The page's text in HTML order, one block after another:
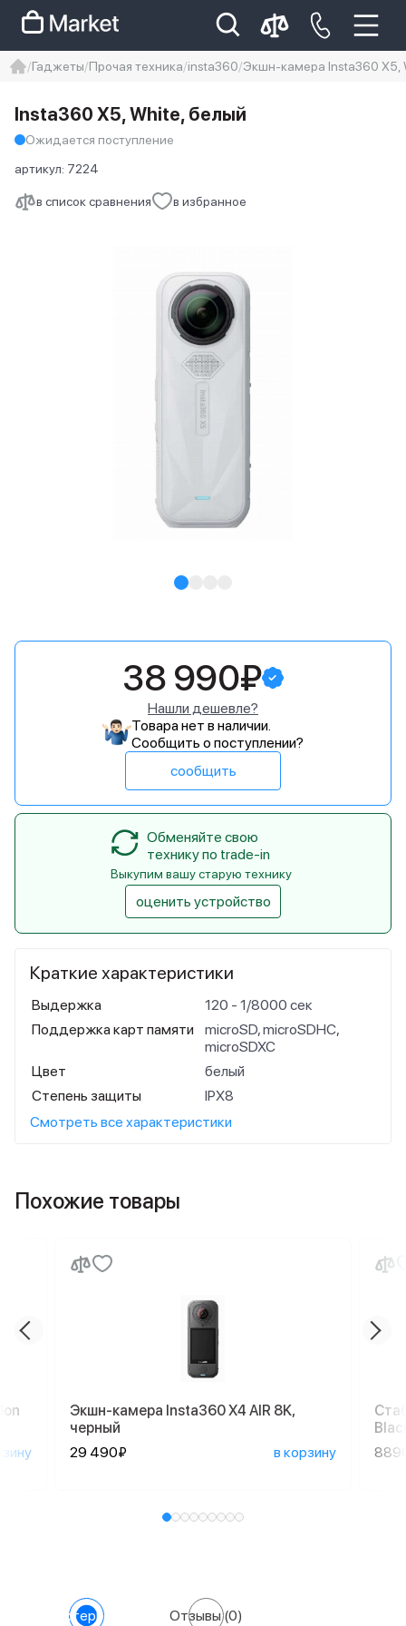
Iphone 14 pro max
айфон 14
Гаджеты Прочая техника insta360 Экшн-камера Insta360 X5,
в список сравнения в избранное
Insta360 X5, White, белый
Ожидается поступление
артикул: 7224
Краткие характеристики
Выдержка
120 - 1/8000 сек
Поддержка карт памяти
microSD, microSDHC,
microSDXC
Цвет
белый
Степень защиты
IPX8
Смотреть все характеристики
38 990₽
Нашли дешевле?
Товара нет в наличии.
Сообщить о поступлении?
сообщить
Обменяйте свою
технику по trade-in
Выкупим вашу старую технику
оценить устройство
Похожие товары
Экшн-камера Insta360 X4 AIR 8K,
черный
29 490₽
в корзину
Характеристики Отзывы(0)